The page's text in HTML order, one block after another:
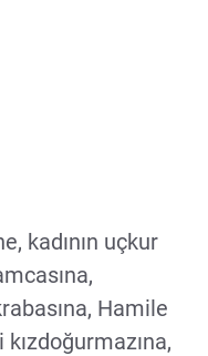
kadının uçkur
Hamile